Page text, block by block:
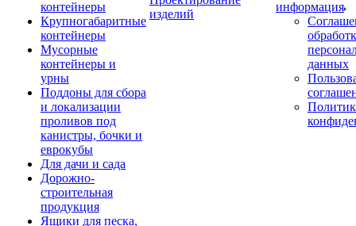
контейнеры
Крупногабаритные
контейнеры
Мусорные
контейнеры и
урны
Поддоны для сбора
и локализации
проливов под
канистры, бочки и
еврокубы
Для дачи и сада
Дорожно-
строительная
продукция
Ящики для песка,
изделий
информация
данных